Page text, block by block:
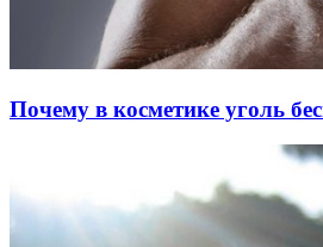
Почему в косметике уголь